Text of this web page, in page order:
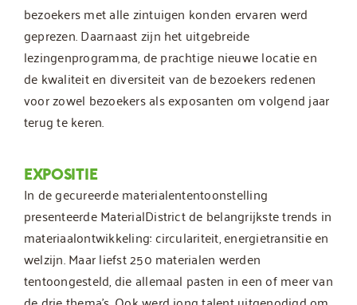
bezoekers met alle zintuigen konden ervaren werd
geprezen. Daarnaast zijn het uitgebreide
lezingenprogramma, de prachtige nieuwe locatie en
de kwaliteit en diversiteit van de bezoekers redenen
voor zowel bezoekers als exposanten om volgend jaar
terug te keren.
EXPOSITIE
In de gecureerde materialententoonstelling
presenteerde MaterialDistrict de belangrijkste trends in
materiaalontwikkeling: circulariteit, energietransitie en
welzijn. Maar liefst 250 materialen werden
tentoongesteld, die allemaal pasten in een of meer van